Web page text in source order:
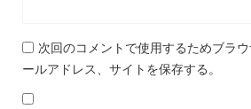
次回のコメントで使用するためブラ
ールアドレス、サイトを保存する。